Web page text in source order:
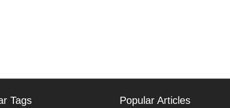
Tags Popular Articles